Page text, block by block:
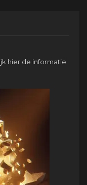
hier de informatie